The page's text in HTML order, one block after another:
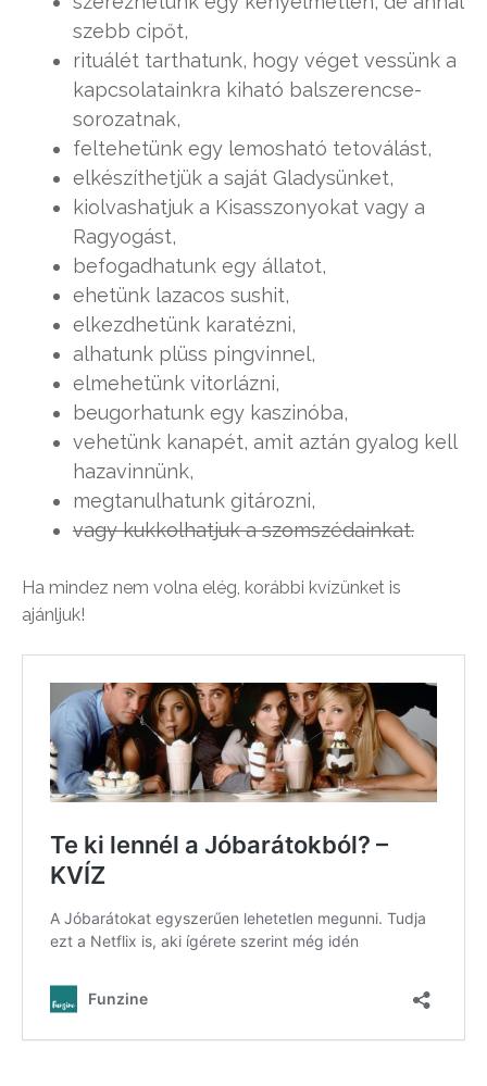
szebb cipőt,
rituálét tarthatunk, hogy véget vessünk a
kapcsolatainkra kiható balszerencse-
sorozatnak,
feltehetünk egy lemosható tetoválást,
elkészíthetjük a saját Gladysünket,
kiolvashatjuk a Kisasszonyokat vagy a
Ragyogást,
befogadhatunk egy állatot,
ehetünk lazacos sushit,
elkezdhetünk karatézni,
alhatunk plüss pingvinnel,
elmehetünk vitorlázni,
beugorhatunk egy kaszinóba,
vehetünk kanapét, amit aztán gyalog kell
hazavinnünk,
megtanulhatunk gitározni,
vagy kukkolhatjuk a szomszédainkat.
Ha mindez nem volna elég, korábbi kvízünket is
ajánljuk!